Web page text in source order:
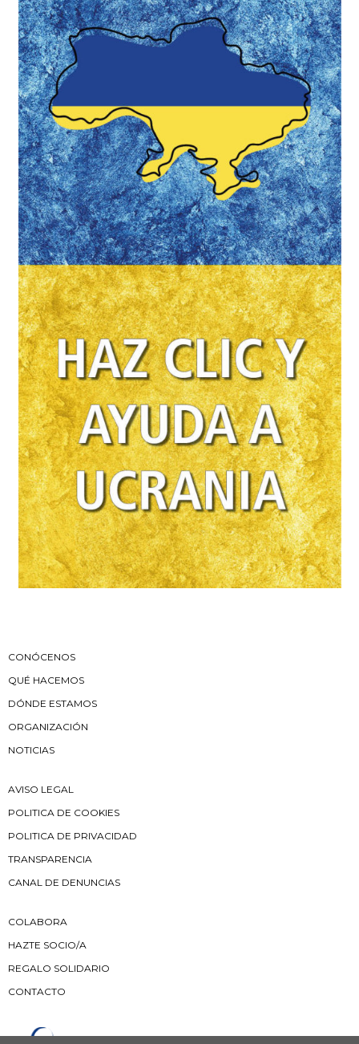
CONÓCENOS
QUÉ HACEMOS
DÓNDE ESTAMOS
ORGANIZACIÓN
NOTICIAS
AVISO LEGAL
POLITICA DE COOKIES
POLITICA DE PRIVACIDAD
TRANSPARENCIA
CANAL DE DENUNCIAS
COLABORA
HAZTE SOCIO/A
REGALO SOLIDARIO
CONTACTO